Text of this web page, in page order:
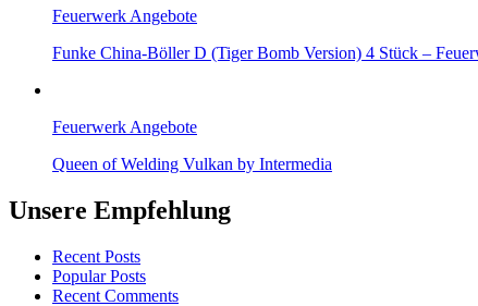
Feuerwerk Angebote
Funke China-Böller D (Tiger Bomb Version) 4 Stück –
Feuerwerk Angebote
Queen of Welding Vulkan by Intermedia
Unsere Empfehlung
Recent Posts
Popular Posts
Recent Comments